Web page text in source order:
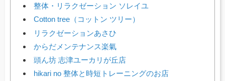
整体・リラクゼーション ソレイユ
Cotton tree（コットン ツリー）
リラクゼーションあさひ
からだメンテナンス楽氣
頭ん坊 志津ユーカリが丘店
hikari no 整体と時短トレーニングのお店